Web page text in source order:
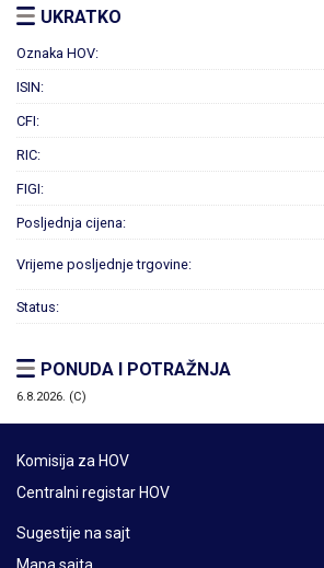
UKRATKO
Oznaka HOV:
ISIN:
CFI:
RIC:
FIGI:
Posljednja cijena:
Vrijeme posljednje trgovine:
Status:
PONUDA I POTRAŽNJA
6.8.2026. (C)
Komisija za HOV
Centralni registar HOV
Sugestije na sajt